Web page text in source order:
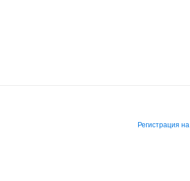
Регистрация на